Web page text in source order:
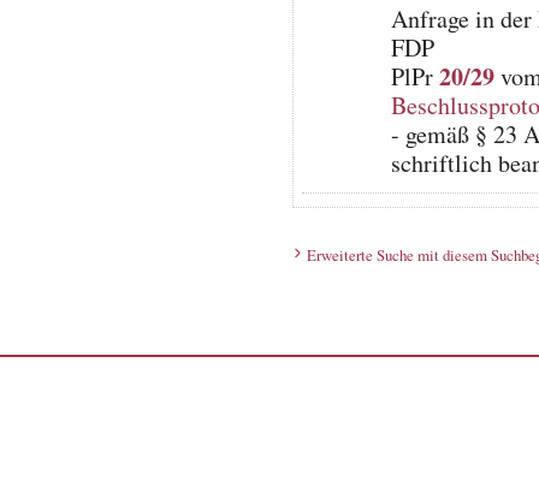
Anfrage in
FDP
PlPr20/29
- gemäß § 23
schriftlich
Erweiterte Suche mit diesem